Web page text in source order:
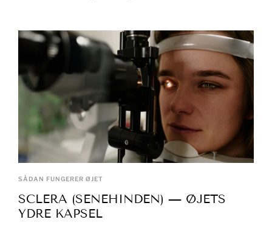
SÅDAN FUNGERER ØJET
SCLERA (SENEHINDEN) — ØJETS
YDRE KAPSEL